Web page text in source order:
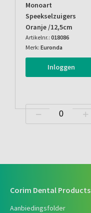
Monoart
Speekselzuigers
Oranje /12,5cm
Artikelnr.: 018086
Merk: Euronda
Inloggen
Corim Dental Products
Aanbiedingsfolder